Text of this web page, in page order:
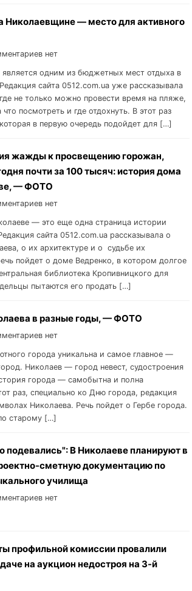
Николаевщине — место для активного
нет
является одним из бюджетных мест отдыха в
сайта 0512.com.ua уже рассказывала
не только можно провести время на пляже,
посмотреть и где отдохнуть. В этот раз
в первую очередь подойдет для […]
жажды к просвещению горожан,
почти за 100 тысяч: история дома
— ФОТО
нет
— это еще одна страница истории
сайта 0512.com.ua рассказывала о
о их архитектуре и о судьбе их
пойдет о доме Ведренко, в котором долгое
библиотека Кропивницкого для
пытаются его продать […]
в разные годы, — ФОТО
нет
города уникальна и самое главное —
Николаев — город невест, судостроения
города — самобытна и полна
раз, специально ко Дню города, редакция
Николаева. Речь пойдет о Гербе города.
старому […]
подевались": В Николаеве планируют в
сметную документацию по
училища
нет
профильной комиссии провалили
на аукцион недостроя на 3-й